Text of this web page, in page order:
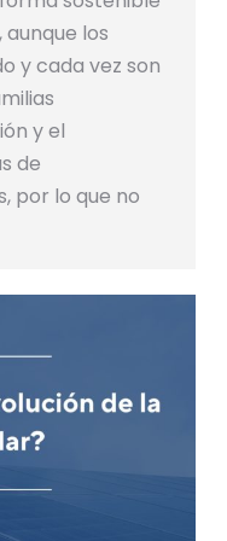
los
y cada vez son
y el
de
por lo que no